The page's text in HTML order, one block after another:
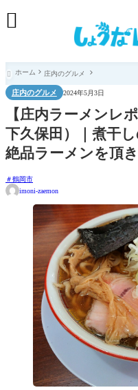

 ホーム 庄内のグルメ
庄内のグルメ 2024年5月3日
【庄内ラーメンレ
下久保田）｜煮干
絶品ラーメンを頂
鶴岡市
imoni-zaemon